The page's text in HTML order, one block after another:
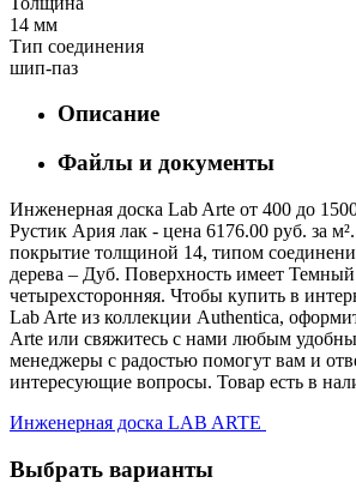
14 мм
Тип соединения
шип-паз
Описание
Файлы и документы
Инженерная доска Lab Arte от 400 до
Рустик Ария лак - цена 6176.00 руб. за
покрытие толщиной 14, типом
дерева – Дуб. Поверхность имеет
четырехсторонняя. Чтобы купить в
Lab Arte из коллекции Authentica,
Arte или свяжитесь с нами любым
менеджеры с радостью помогут вам и
интересующие вопросы. Товар есть в
Инженерная доска LAB ARTE
Выбрать варианты